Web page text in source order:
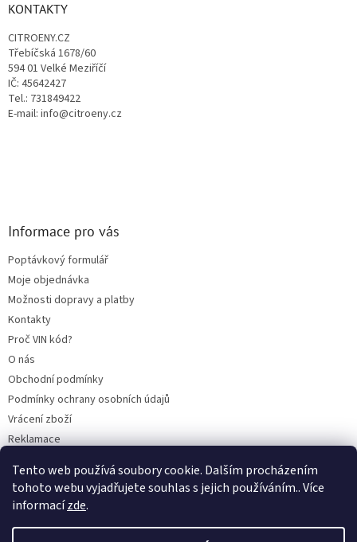
Tento web používá soubory cookie. Dalším procházením
tohoto webu vyjadřujete souhlas s jejich používáním.. Více
informacízde.
KONTAKTY
CITROENY.CZ
Třebíčská 1678/60
594 01 Velké Meziříčí
IČ: 45642427
Tel.: 731849422
E-mail: info@citroeny.cz
Informace pro vás
Poptávkový formulář
Moje objednávka
Možnosti dopravy a platby
Kontakty
Proč VIN kód?
O nás
Obchodní podmínky
Podmínky ochrany osobních údajů
Vrácení zboží
Reklamace
BLOG